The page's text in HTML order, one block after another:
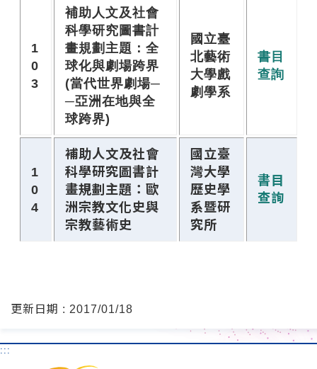
1
0
3
補助人文及社會
科學研究圖書計
畫規劃主題：全
球化與劇場跨界
(當代世界劇場─
─亞洲在地與全
球跨界)
國立臺
北藝術
大學戲
劇學系
書目
查詢
1
0
4
補助人文及社會
科學研究圖書計
畫規劃主題：歐
洲宗教文化史與
宗教藝術史
國立臺
灣大學
歷史學
系暨研
究所
書目
查詢
更新日期 : 2017/01/18
:::